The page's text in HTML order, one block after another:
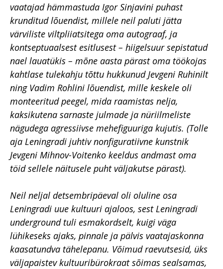
vaatajad hämmastuda Igor Sinjavini puhast
krunditud lõuendist, millele neil paluti jätta
värviliste viltpliiatsitega oma autograaf, ja
kontseptuaalsest esitlusest – hiigelsuur sepistatud
nael lauatükis – mõne aasta pärast oma töökojas
kahtlase tulekahju tõttu hukkunud Jevgeni Ruhinilt
ning Vadim Rohlini lõuendist, mille keskele oli
monteeritud peegel, mida raamistas nelja,
kaksikutena sarnaste julmade ja nüriilmeliste
nägudega agressiivse mehefiguuriga kujutis. (Tolle
aja Leningradi juhtiv nonfiguratiivne kunstnik
Jevgeni Mihnov-Voitenko keeldus andmast oma
töid sellele näitusele puht väljakutse pärast).
Neil neljal detsembripäeval oli oluline osa
Leningradi uue kultuuri ajaloos, sest Leningradi
undergroundtuli esmakordselt, kuigi väga
lühikeseks ajaks, pinnale ja pälvis vaatajaskonna
kaasatundva tähelepanu. Võimud raevutsesid, üks
väljapaistev kultuuribürokraat sõimas sealsamas,